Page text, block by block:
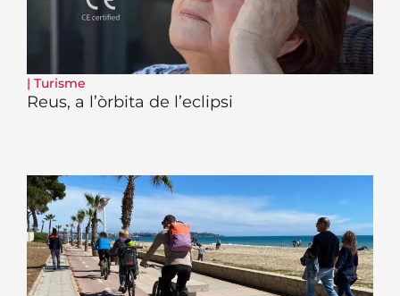
| Turisme
Reus, a l’òrbita de l’eclipsi